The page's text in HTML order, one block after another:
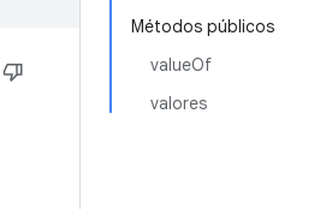
Métodos públicos
valueOf
valores